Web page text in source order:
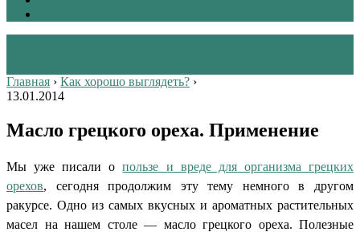
Главная › Как хорошо выглядеть? ›
13.01.2014
Масло грецкого ореха. Применение
Мы уже писали опользе и вреде для организма грецких
орехов, сегодня продолжим эту тему немного в другом
ракурсе. Одно из самых вкусных и ароматных растительных
масел на нашем столе — масло грецкого ореха. Полезные